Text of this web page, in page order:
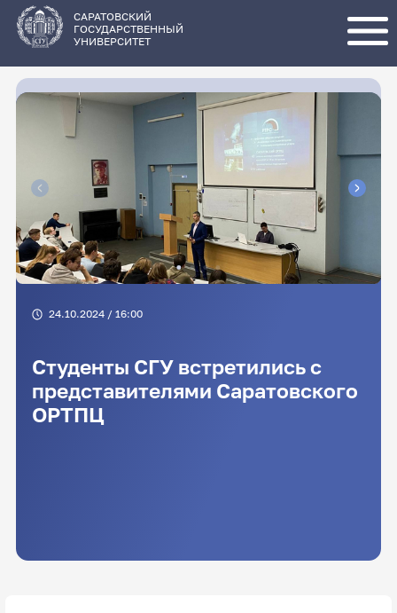
основному
содержанию
САРАТОВСКИЙ
ГОСУДАРСТВЕННЫЙ
УНИВЕРСИТЕТ
24.10.2024 / 16:00
Студенты СГУ встретились с
представителями Саратовского
ОРТПЦ